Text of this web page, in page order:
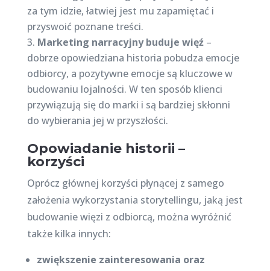
za tym idzie, łatwiej jest mu zapamiętać i
przyswoić poznane treści.
Marketing narracyjny buduje więź–
dobrze opowiedziana historia pobudza emocje
odbiorcy, a pozytywne emocje są kluczowe w
budowaniu lojalności. W ten sposób klienci
przywiązują się do marki i są bardziej skłonni
do wybierania jej w przyszłości.
Opowiadanie historii –
korzyści
Oprócz głównej korzyści płynącej z samego
założenia wykorzystania storytellingu, jaką jest
budowanie więzi z odbiorcą, można wyróżnić
także kilka innych:
zwiększenie zainteresowania oraz